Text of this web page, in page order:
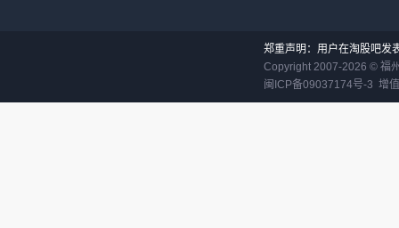
郑重声明：用户在淘股吧发
Copyright 2007-2026 © 福
闽ICP备09037174号-3 增